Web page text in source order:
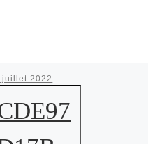
juillet 2022